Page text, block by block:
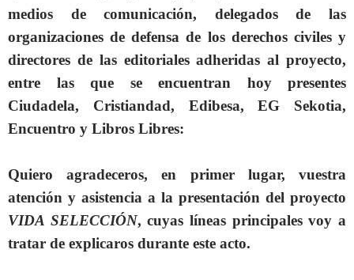
medios de comunicación, delegados de las
organizaciones de defensa de los derechos civiles y
directores de las editoriales adheridas al proyecto,
entre las que se encuentran hoy presentes
Ciudadela, Cristiandad, Edibesa, EG Sekotia,
Encuentro y Libros Libres:
Quiero agradeceros, en primer lugar, vuestra
atención y asistencia a la presentación del proyecto
VIDA SELECCIÓN, cuyas líneas principales voy a
tratar de explicaros durante este acto.